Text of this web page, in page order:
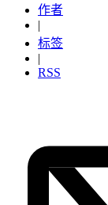
作者
|
标签
|
RSS